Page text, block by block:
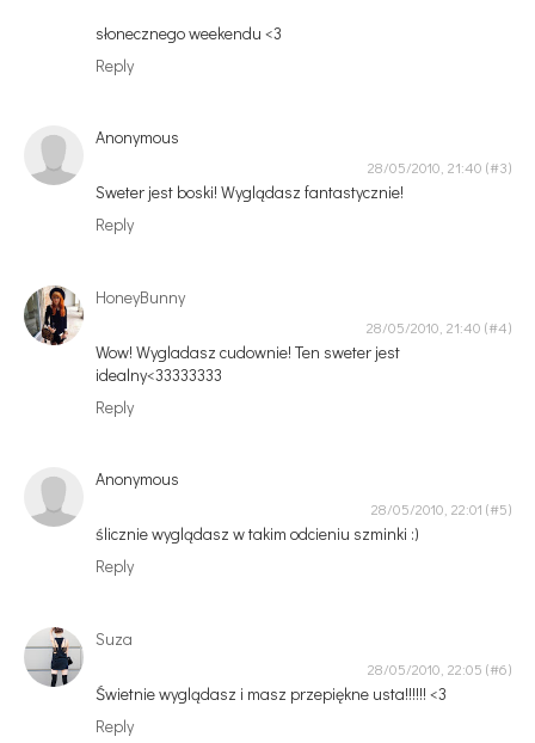
słonecznego weekendu <3
Reply
Anonymous
28/05/2010, 21:40
Sweter jest boski! Wyglądasz fantastycznie!
Reply
HoneyBunny
28/05/2010, 21:40
Wow! Wygladasz cudownie! Ten sweter jest
idealny<33333333
Reply
Anonymous
28/05/2010, 22:01
ślicznie wyglądasz w takim odcieniu szminki :)
Reply
Suza
28/05/2010, 22:05
Świetnie wyglądasz i masz przepiękne usta!!!!!! <3
Reply